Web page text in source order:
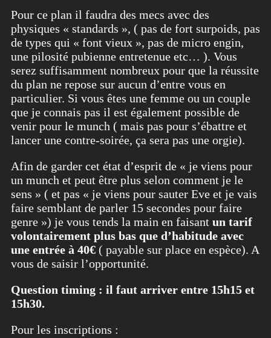
Pour ce plan il faudra des mecs avec des
physiques « standards », ( pas de fort surpoids, pas
de types qui « font vieux », pas de micro engin,
une pilosité pubienne entretenue etc… ). Vous
serez suffisamment nombreux pour que la réussite
du plan ne repose sur aucun d’entre vous en
particulier. Si vous êtes une femme ou un couple
que je connais pas il est également possible de
venir pour le munch ( mais pas pour s’ébattre et
lancer une contre-soirée, ça sera pas une orgie).
Afin de garder cet état d’esprit de « je viens pour
un munch et peut être plus selon comment je le
sens » ( et pas « je viens pour sauter Eve et je vais
faire semblant de parler 15 secondes pour faire
genre ») je vous tends la main en faisant un tarif
volontairement plus bas que d’habitude avec
une entrée à 40€ ( payable sur place en espèce). A
vous de saisir l’opportunité.
Question timing : il faut arriver entre 15h15 et
15h30.
Pour les inscriptions :